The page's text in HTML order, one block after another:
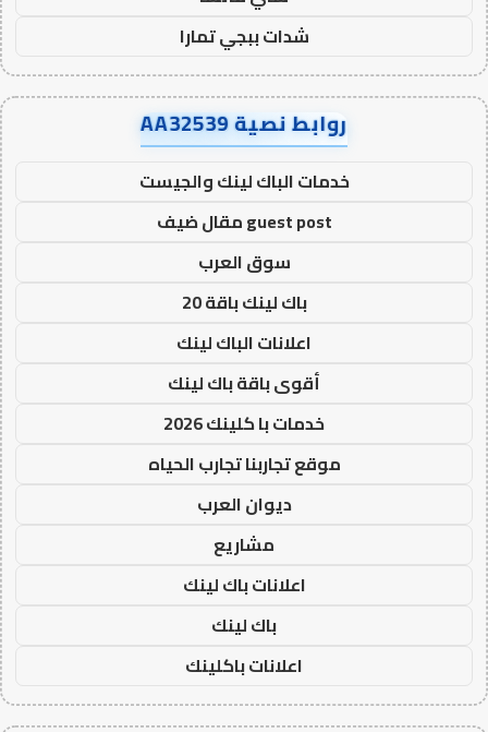
شدات ببجي تمارا
روابط نصية AA32539
خدمات الباك لينك والجيست
guest post مقال ضيف
سوق العرب
باك لينك باقة 20
اعلانات الباك لينك
أقوى باقة باك لينك
خدمات با كلينك 2026
موقع تجاربنا تجارب الحياه
ديوان العرب
مشاريع
اعلانات باك لينك
باك لينك
اعلانات باكلينك